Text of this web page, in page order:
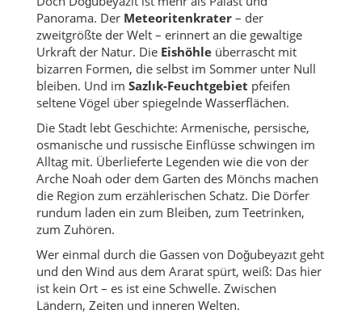
Panorama. Der Meteoritenkrater – der
zweitgrößte der Welt – erinnert an die gewaltige
Urkraft der Natur. Die Eishöhle überrascht mit
bizarren Formen, die selbst im Sommer unter Null
bleiben. Und im Sazlık-Feuchtgebiet pfeifen
seltene Vögel über spiegelnde Wasserflächen.
Die Stadt lebt Geschichte: Armenische, persische,
osmanische und russische Einflüsse schwingen im
Alltag mit. Überlieferte Legenden wie die von der
Arche Noah oder dem Garten des Mönchs machen
die Region zum erzählerischen Schatz. Die Dörfer
rundum laden ein zum Bleiben, zum Teetrinken,
zum Zuhören.
Wer einmal durch die Gassen von Doğubeyazıt geht
und den Wind aus dem Ararat spürt, weiß: Das hier
ist kein Ort – es ist eine Schwelle. Zwischen
Ländern, Zeiten und inneren Welten.